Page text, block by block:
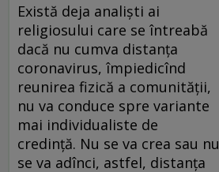
Există deja analişti ai
religiosului care se întreabă
dacă nu cumva distanţa
coronavirus, împiedicînd
reunirea fizică a comunităţii,
nu va conduce spre variante
mai individualiste de
credinţă. Nu se va crea sau nu
se va adînci, astfel, distanţa